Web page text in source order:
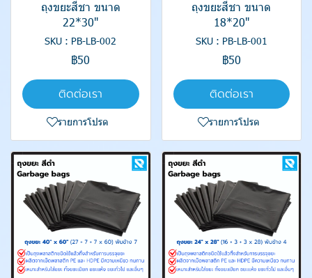
ถุงขยะสีชา ขนาด
22*30"
SKU : PB-LB-002
฿50
ติดต่อเรา
รายการโปรด
ถุงขยะสีชา ขนาด
18*20"
SKU : PB-LB-001
฿50
ติดต่อเรา
รายการโปรด